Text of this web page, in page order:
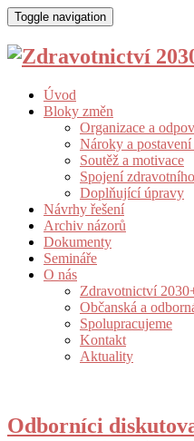
Toggle navigation
Úvod
Bloky změn
Organizace a
Nároky a
Soutěž a motivace
Spojení
Doplňující úpravy
Návrhy řešení
Archiv názorů
Dokumenty
Semináře
O nás
Zdravotnictví
Občanská a
Spolupracujeme
Kontakt
Aktuality
Odborníci